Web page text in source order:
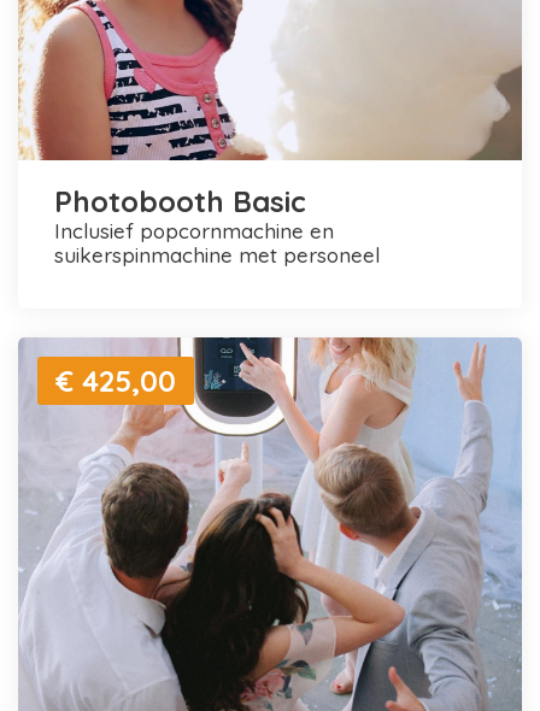
Photobooth Basic
inclusief popcornmachine en
suikerspinmachine met personeel
€ 425,00